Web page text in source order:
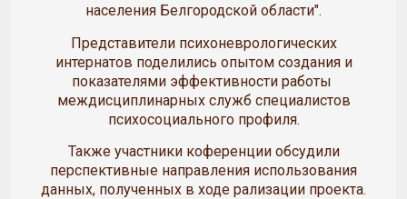
населения Белгородской области".
Представители психоневрологических
интернатов поделились опытом создания и
показателями эффективности работы
междисциплинарных служб специалистов
психосоциального профиля.
Также участники коференции обсудили
перспективные направления использования
данных, полученных в ходе рализации проекта.